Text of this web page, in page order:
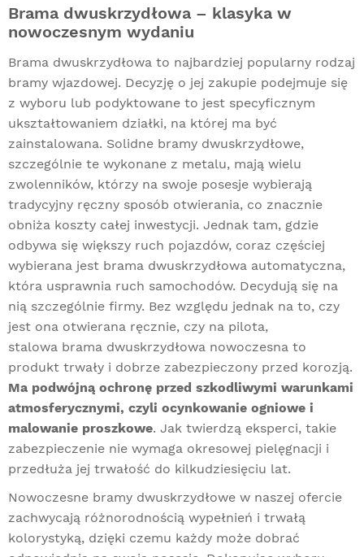
Brama dwuskrzydłowa – klasyka w
nowoczesnym wydaniu
Brama dwuskrzydłowa to najbardziej popularny rodzaj
bramy wjazdowej. Decyzję o jej zakupie podejmuje się
z wyboru lub podyktowane to jest specyficznym
ukształtowaniem działki, na której ma być
zainstalowana. Solidne bramy dwuskrzydłowe,
szczególnie te wykonane z metalu, mają wielu
zwolenników, którzy na swoje posesje wybierają
tradycyjny ręczny sposób otwierania, co znacznie
obniża koszty całej inwestycji. Jednak tam, gdzie
odbywa się większy ruch pojazdów, coraz częściej
wybierana jest brama dwuskrzydłowa automatyczna,
która usprawnia ruch samochodów. Decydują się na
nią szczególnie firmy. Bez względu jednak na to, czy
jest ona otwierana ręcznie, czy na pilota,
stalowa brama dwuskrzydłowa nowoczesna to
produkt trwały i dobrze zabezpieczony przed korozją.
Ma podwójną ochronę przed szkodliwymi warunkami
atmosferycznymi, czyli ocynkowanie ogniowe i
malowanie proszkowe. Jak twierdzą eksperci, takie
zabezpieczenie nie wymaga okresowej pielęgnacji i
przedłuża jej trwałość do kilkudziesięciu lat.
Nowoczesne bramy dwuskrzydłowe w naszej ofercie
zachwycają różnorodnością wypełnień i trwałą
kolorystyką, dzięki czemu każdy może dobrać